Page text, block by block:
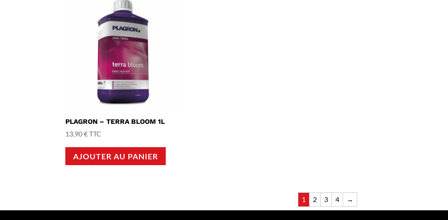
PLAGRON – TERRA BLOOM 1L
13,90€ TTC
AJOUTER AU PANIER
1 2 3 4 →